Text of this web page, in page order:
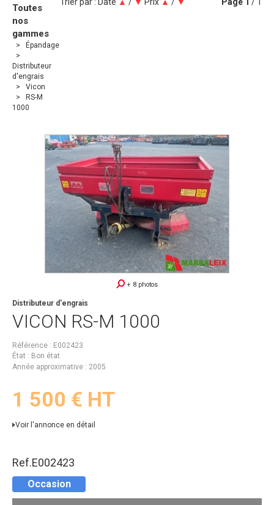
Toutes
nos
gammes
Épandage
Distributeur
d'engrais
Vicon
RS-M
1000
+ 8 photos
VICON RS-M 1000
Distributeur d'engrais
Référence
E002423
État
Bon état
Année approximative
2005
1 500 € HT
Voir l'annonce en détail
Ref.E002423
Occasion